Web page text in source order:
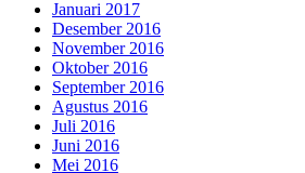
Januari 2017
Desember 2016
November 2016
Oktober 2016
September 2016
Agustus 2016
Juli 2016
Juni 2016
Mei 2016